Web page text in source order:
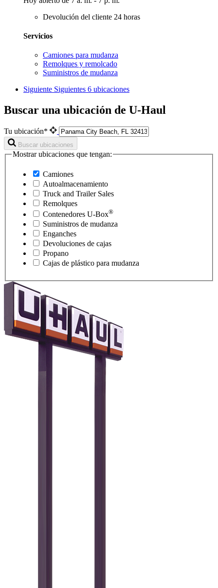
Devolución del cliente 24 horas
Servicios
Camiones para mudanza
Remolques y remolcado
Suministros de mudanza
Siguiente Siguientes 6 ubicaciones
Buscar una ubicación de U-Haul
Tu ubicación*
Buscar ubicaciones
Mostrar ubicaciones que tengan:
Camiones
Autoalmacenamiento
Truck and Trailer Sales
Remolques
Contenedores U-Box®
Suministros de mudanza
Enganches
Devoluciones de cajas
Propano
Cajas de plástico para mudanza